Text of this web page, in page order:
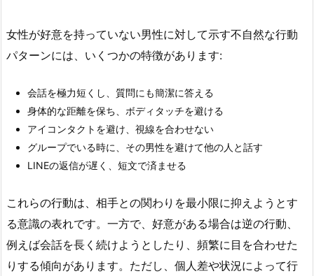
女性が好意を持っていない男性に対して示す不自然な行動
パターンには、いくつかの特徴があります:
会話を極力短くし、質問にも簡潔に答える
身体的な距離を保ち、ボディタッチを避ける
アイコンタクトを避け、視線を合わせない
グループでいる時に、その男性を避けて他の人と話す
LINEの返信が遅く、短文で済ませる
これらの行動は、相手との関わりを最小限に抑えようとす
る意識の表れです。一方で、好意がある場合は逆の行動、
例えば会話を長く続けようとしたり、頻繁に目を合わせた
りする傾向があります。ただし、個人差や状況によって行